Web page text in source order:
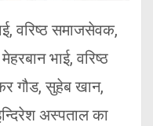
वरिष्ठ समाजसेवक,
भाई, वरिष्ठ
गौड, सुहेब खान,
अस्पताल का